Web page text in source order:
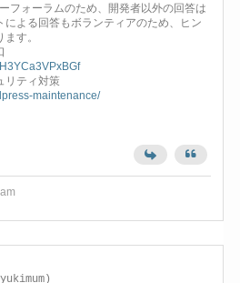
フォーラムのため、開発者以外の回答は
よる回答もボランティアのため、ヒン
す。
リティ対策
maintenance/